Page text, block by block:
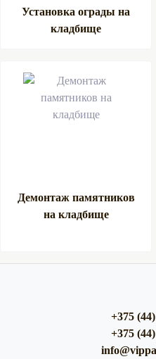
Установка ограды на
кладбище
Демонтаж памятников
на кладбище
+375
+375